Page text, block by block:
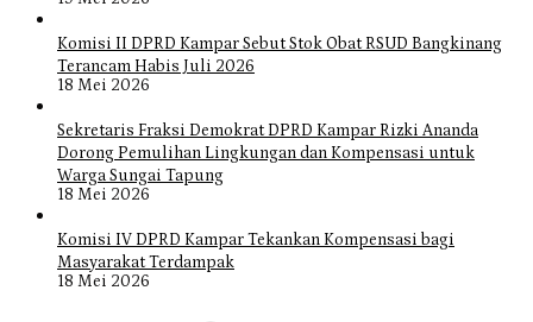
Komisi II DPRD Kampar Sebut Stok Obat RSUD Bangkinang
Terancam Habis Juli 2026
18 Mei 2026
Sekretaris Fraksi Demokrat DPRD Kampar Rizki Ananda
Dorong Pemulihan Lingkungan dan Kompensasi untuk
Warga Sungai Tapung
18 Mei 2026
Komisi IV DPRD Kampar Tekankan Kompensasi bagi
Masyarakat Terdampak
18 Mei 2026